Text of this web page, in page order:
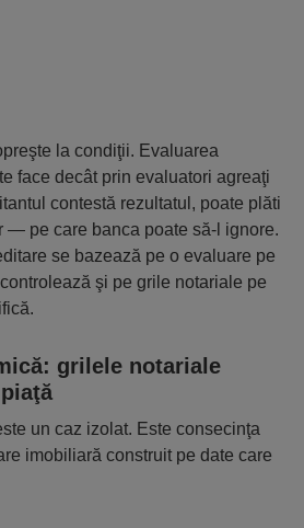
la condiţii. Evaluarea
face decât prin evaluatori agreaţi
contestă rezultatul, poate plăti
— pe care banca poate să-l ignore.
se bazează pe o evaluare pe
şi pe grile notariale pe
grilele notariale
un caz izolat. Este consecinţa
imobiliară construit pe date care